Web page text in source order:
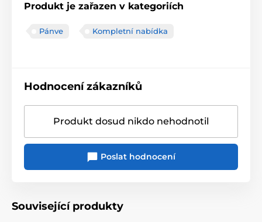
Produkt je zařazen v kategoriích
Pánve Kompletní nabídka
Hodnocení zákazníků
Produkt dosud nikdo nehodnotil
Poslat hodnocení
Související produkty